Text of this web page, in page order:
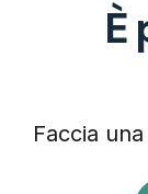
È
Faccia